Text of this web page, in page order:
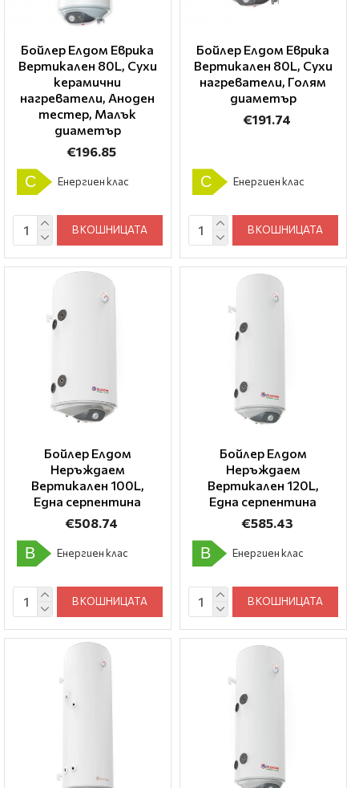
Бойлер Елдом Еврика
Вертикален 80L, Сухи
керамични
нагреватели, Аноден
тестер, Малък
диаметър
€196.85
C Енергиен клас
В КОШНИЦАТА
Бойлер Елдом Еврика
Вертикален 80L, Сухи
нагреватели, Голям
диаметър
€191.74
C Енергиен клас
В КОШНИЦАТА
Бойлер Елдом
Неръждаем
Вертикален 100L,
Една серпентина
€508.74
B Енергиен клас
В КОШНИЦАТА
Бойлер Елдом
Неръждаем
Вертикален 120L,
Една серпентина
€585.43
B Енергиен клас
В КОШНИЦАТА